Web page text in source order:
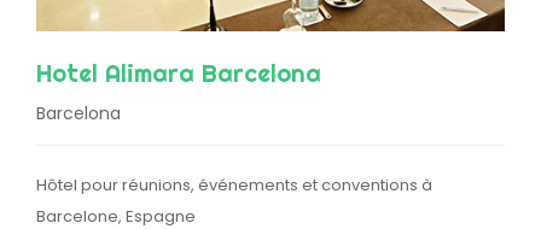
Hotel Alimara Barcelona
Barcelona
Hôtel pour réunions, événements et conventions à
Barcelone, Espagne